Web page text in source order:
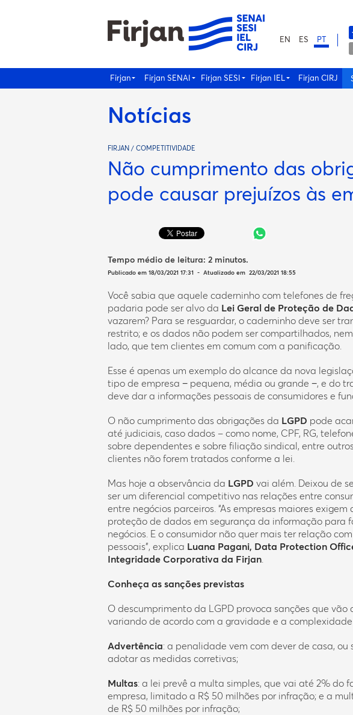
EN ES PT
Firjan Firjan SENAI Firjan SESI Firjan IEL Firjan CIRJ
Notícias
FIRJAN / COMPETITIVIDADE
Não cumprimento das
pode causar prejuízos às
Tempo médio de leitura: 2 minutos.
Publicado em 18/03/2021 17:31 - Atualizado em 22/03/2021 18:55
Você sabia que aquele caderninho com telefones de
padaria pode ser alvo da Lei Geral de Proteção de
vazarem? Para se resguardar, o caderninho deve ser
restrito; e os dados não podem ser compartilhados,
lado, que tem clientes em comum com a panificação.
Esse é apenas um exemplo do alcance da nova
tipo de empresa − pequena, média ou grande −, e do
deve dar a informações pessoais de consumidores e
O não cumprimento das obrigações da LGPD pode
até judiciais, caso dados – como nome, CPF, RG,
sobre dependentes e sobre filiação sindical, entre
clientes não forem tratados conforme a lei.
Mas hoje a observância da LGPD vai além. Deixou de
ser um diferencial competitivo nas relações entre
entre negócios parceiros. “As empresas maiores
proteção de dados em segurança da informação para
negócios. E o consumidor não quer mais ter relação
pessoais”, explica Luana Pagani, Data Protection
Integridade Corporativa da Firjan
Conheça as sanções previstas
O descumprimento da LGPD provoca sanções que
variando de acordo com a gravidade e a
Advertência: a penalidade vem com dever de casa, ou
adotar as medidas corretivas;
Multas: a lei prevê a multa simples, que vai até 2% do
empresa, limitado a R$ 50 milhões por infração; e a
de R$ 50 milhões por infração;